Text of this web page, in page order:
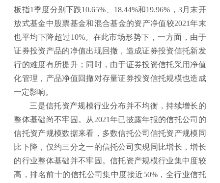
板指1季度分别下跌10.65%、18.44%和19.96%，3月末开
放式基金中股票基金和混合基金的资产净值较2021年末
也平均下降超过10%。在此市场形势下，一方面，由于
证券投资产品的净值出现回撤，造成证券投资信托新发
行的难度有所提升；同时，由于证券投资信托采用净值
化管理，产品净值回撤对存量证券投资信托规模也造成
一定影响。
三是信托资产规模行业分布并不均衡，持续增长的
整体基础尚不牢固。从2021年已披露年报的信托公司的
信托资产规模数据来看，多数信托公司信托资产规模同
比下降，仅约三分之一的信托公司实现同比增长，增长
的行业整体基础并不牢固。信托资产规模行业集中度较
高，排名前十的信托公司集中度接近50%，全行业信托